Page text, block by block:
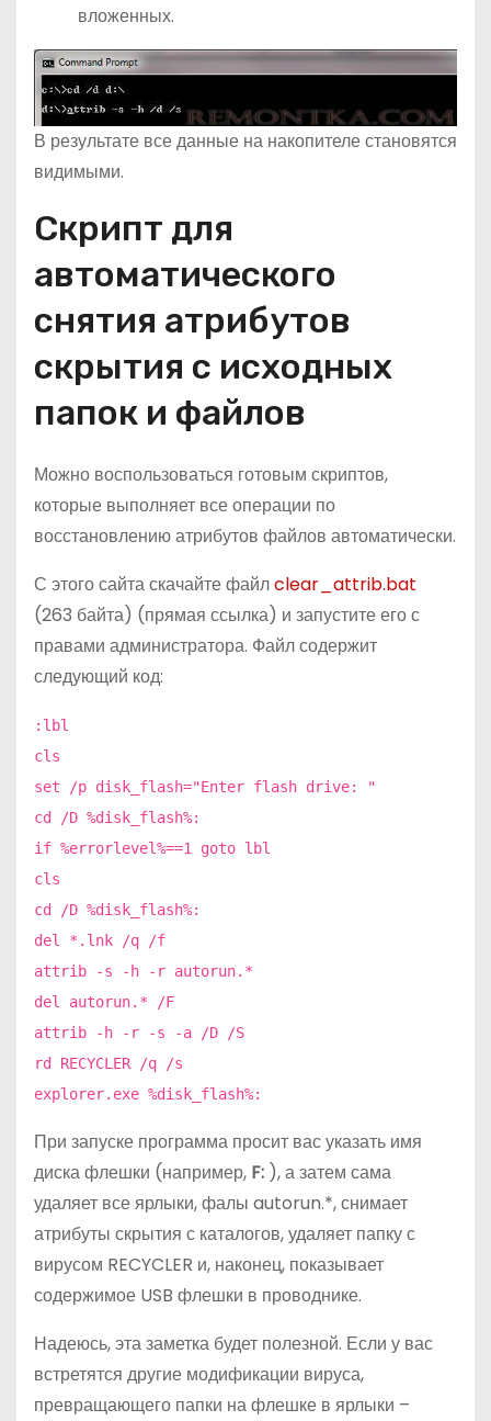
вложенных.
В результате все данные на накопителе становятся
видимыми.
Скрипт для
автоматического
снятия атрибутов
скрытия с исходных
папок и файлов
Можно воспользоваться готовым скриптов,
которые выполняет все операции по
восстановлению атрибутов файлов автоматически.
С этого сайта скачайте файлclear_attrib.bat
(263 байта) (прямая ссылка) и запустите его с
правами администратора. Файл содержит
следующий код:
:lbl
cls
set /p disk_flash="Enter flash drive: "
cd /D %disk_flash%:
if %errorlevel%==1 goto lbl
cls
cd /D %disk_flash%:
del *.lnk /q /f
attrib -s -h -r autorun.*
del autorun.* /F
attrib -h -r -s -a /D /S
rd RECYCLER /q /s
explorer.exe %disk_flash%:
При запуске программа просит вас указать имя
диска флешки (например, F: ), а затем сама
удаляет все ярлыки, фалы autorun.*, снимает
атрибуты скрытия с каталогов, удаляет папку с
вирусом RECYCLER и, наконец, показывает
содержимое USB флешки в проводнике.
Надеюсь, эта заметка будет полезной. Если у вас
встретятся другие модификации вируса,
превращающего папки на флешке в ярлыки –